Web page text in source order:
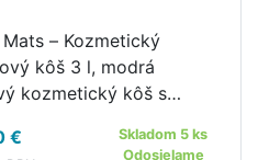
Mats – Kozmetický
kôš 3 l, modrá
kozmetický kôš s
prevedením
€
Skladom 5 ks
Odosielame